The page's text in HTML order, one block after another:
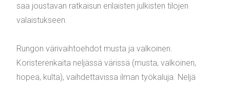
saa joustavan ratkaisun erilaisten julkisten tilojen
valaistukseen.
Rungon värivaihtoehdot musta ja valkoinen.
Koristerenkaita neljässä värissä (musta, valkoinen,
hopea, kulta), vaihdettavissa ilman työkaluja. Neljä